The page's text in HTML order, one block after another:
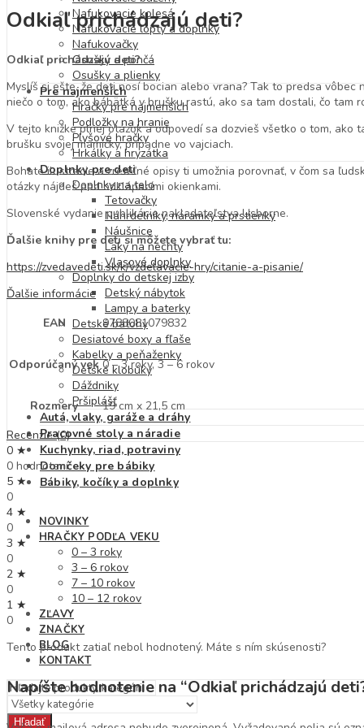
Nafukovacie kolesá
Nafukovacie lopty a doplnky
Nafukovačky
Osušky a pončá
Osušky a plienky
Pre najmenších
Hračky pre najmenších
Podložky na hranie
Plyšové hračky
Hrkálky a hryzátka
Doplnky pre deti
Doplnky na telo
Tetovačky
Náhrdelníky, náramky a prstienky
Náušnice
Laky na nechty
Vlasové doplnky
Doplnky do detskej izby
Detský nábytok
Lampy a baterky
Detské batohy
Desiatové boxy a fľaše
Kabelky a peňaženky
Detské klobúky
Dáždniky
Pršiplášť
Autá, vlaky, garáže a dráhy
Pracovné stoly a náradie
Kuchynky, riad, potraviny
Domčeky pre bábiky
Bábiky, kočíky a doplnky
NOVINKY
HRAČKY PODĽA VEKU
0 – 3 roky
3 – 6 rokov
7 – 10 rokov
10 – 12 rokov
ZĽAVY
ZNAČKY
BLOG
KONTAKT
Hľadať
Odkiaľ prichádzajú deti?
Odkiaľ prichádzajú deti?
Myslíš si ešte, že deti nosí bocian alebo vrana? Tak to predsa
niečo o tom, ako bábätká v brušku rastú, ako sa tam dostali, čo tam
V tejto knižke plnej otázok a odpovedí sa dozvieš všetko o tom,
brušku svojej mamičky, prípadne vo vajciach.
Bohaté ilustrácie a zreteľné opisy ti umožnia porovnať, v čom sa
otázky nájdeš pod odklápacími okienkami.
Slovenské vydanie publikácie nakladateľstva Usborne.
Ďalšie knihy pre deti si môžete vybrať tu:
https://zvedavedeti.sk/k/vzdelavacie-hry/citanie-a-pisanie/
Ďalšie informácie
EAN
9788081079832
Odporúčaný vek 0 – 3 roky, 3 – 6 rokov
Rozmery
19 cm x 21,5 cm
Recenzie (0)
0 ★
0 hodnotení
5 ★
0
4 ★
0
3 ★
0
2 ★
0
1 ★
0
Tento produkt zatiaľ nebol hodnotený. Máte s ním skúsenosti?
Napíšte hodnotenie na “Odkiaľ prichádzajú